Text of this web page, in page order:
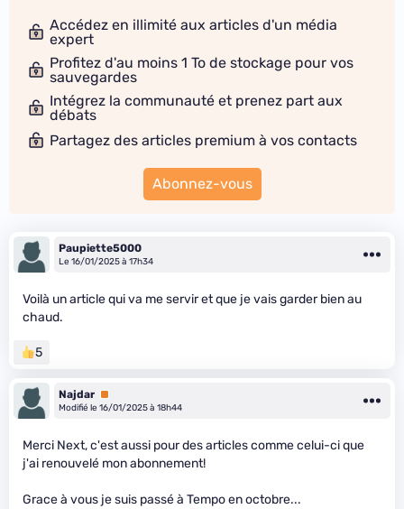
Accédez en illimité aux articles d'un média
expert
Profitez d'au moins 1 To de stockage pour vos
sauvegardes
Intégrez la communauté et prenez part aux
débats
Partagez des articles premium à vos contacts
Abonnez-vous
Paupiette5000
Le 16/01/2025 à 17h34
Voilà un article qui va me servir et que je vais garder bien au
chaud.
5
Najdar Premium
Modifié le 16/01/2025 à 18h44
Merci Next, c'est aussi pour des articles comme celui-ci que
j'ai renouvelé mon abonnement!
Grace à vous je suis passé à Tempo en octobre...